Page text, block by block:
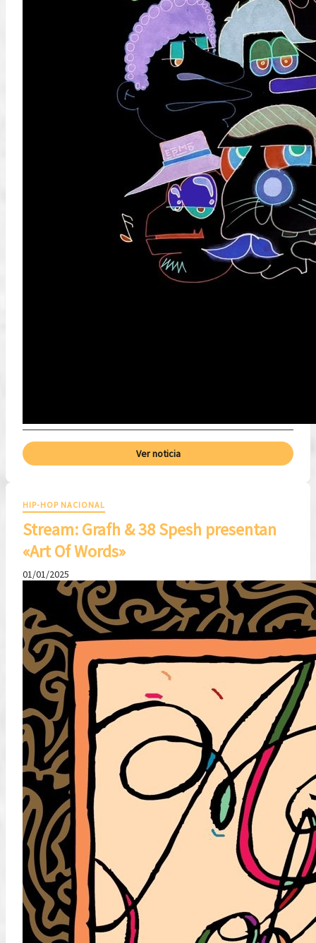
Ver noticia
HIP-HOP NACIONAL
Stream: Grafh & 38 Spesh presentan
«Art Of Words»
01/01/2025